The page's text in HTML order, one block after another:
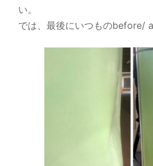
い。
では、最後にいつものbefore/